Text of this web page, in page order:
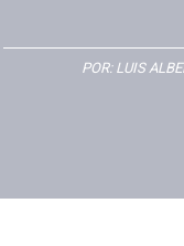
POR: LUIS